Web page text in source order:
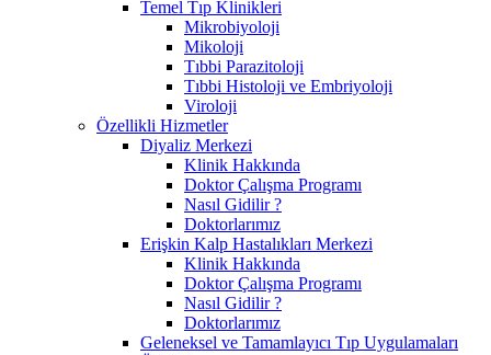
Temel Tıp Klinikleri
Mikrobiyoloji
Mikoloji
Tıbbi Parazitoloji
Tıbbi Histoloji ve Embriyoloji
Viroloji
Özellikli Hizmetler
Diyaliz Merkezi
Klinik Hakkında
Doktor Çalışma Programı
Nasıl Gidilir ?
Doktorlarımız
Erişkin Kalp Hastalıkları Merkezi
Klinik Hakkında
Doktor Çalışma Programı
Nasıl Gidilir ?
Doktorlarımız
Geleneksel ve Tamamlayıcı Tıp Uygulamaları